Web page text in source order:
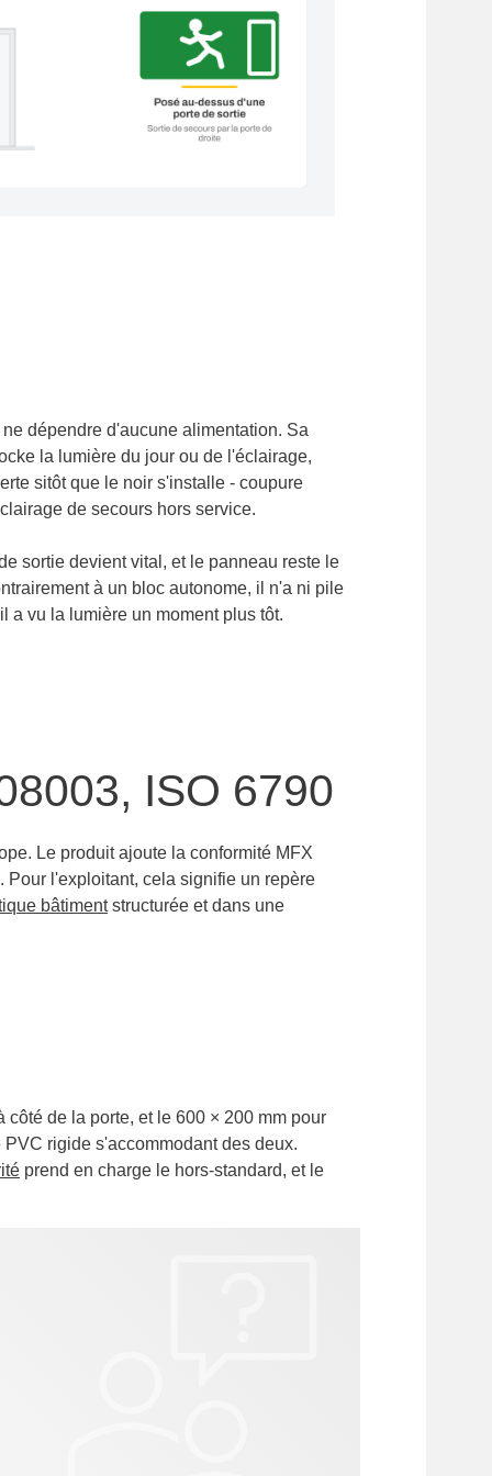
dépendre d'aucune alimentation. Sa
la lumière du jour ou de l'éclairage,
sitôt que le noir s'installe - coupure
de secours hors service.
sortie devient vital, et le panneau reste le
à un bloc autonome, il n'a ni pile
a vu la lumière un moment plus tôt.
ISO 6790
Le produit ajoute la conformité MFX
l'exploitant, cela signifie un repère
bâtimentstructurée et dans une
de la porte, et le 600 × 200 mm pour
rigide s'accommodant des deux.
prend en charge le hors-standard, et le